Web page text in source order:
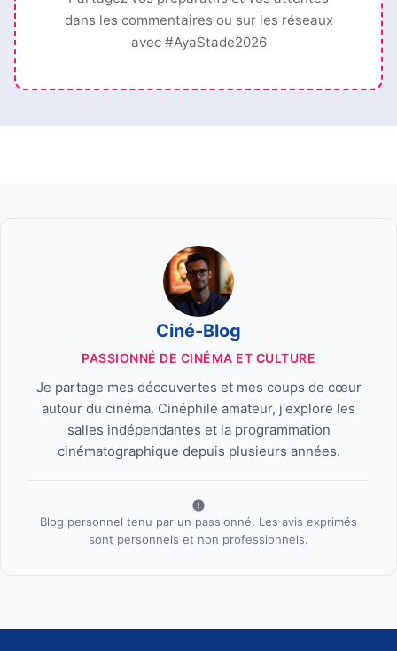
dans les commentaires ou sur les réseaux
avec #AyaStade2026
Ciné-Blog
PASSIONNÉ DE CINÉMA ET CULTURE
Je partage mes découvertes et mes coups de cœur
autour du cinéma. Cinéphile amateur, j'explore les
salles indépendantes et la programmation
cinématographique depuis plusieurs années.
Blog personnel tenu par un passionné. Les avis exprimés
sont personnels et non professionnels.